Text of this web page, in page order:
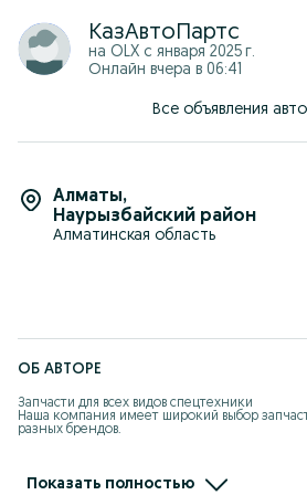
КазАвтоПартс
на OLX с января 2025 г.
Онлайн вчера в 06:41
Все объявления
Алматы,
Наурызбайский район
Алматинская область
ОБ АВТОРЕ
Запчасти для всех видов спецтехники
Наша компания имеет широкий выбор
разных брендов.
и другой строительной и дорожной техники
Показать полностью